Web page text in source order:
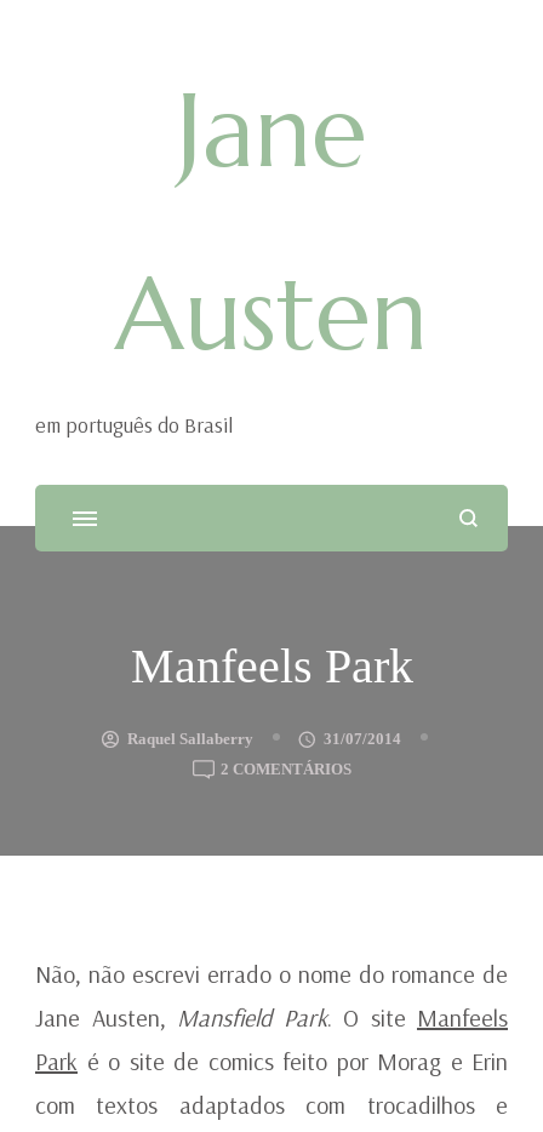
Jane
Austen
em português do Brasil
Manfeels Park
Raquel Sallaberry
31/07/2014
2 COMENTÁRIOSEM
Não, não escrevi errado o nome do romance de
Jane Austen, Mansfield Park. O site Manfeels
Park é o site de comics feito por Morag e Erin
com textos adaptados com trocadilhos e